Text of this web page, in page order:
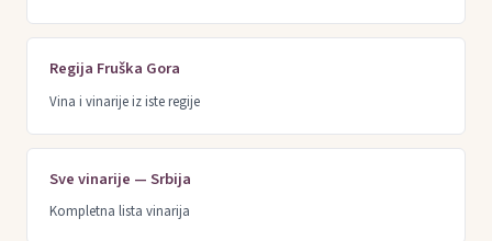
Regija Fruška Gora
Vina i vinarije iz iste regije
Sve vinarije — Srbija
Kompletna lista vinarija